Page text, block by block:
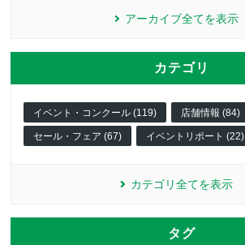
アーカイブ全てを表示
カテゴリ
イベント・コンクール (119) 店舗情報 (84)
セール・フェア (67) イベントリポート (22)
カテゴリ全てを表示
タグ